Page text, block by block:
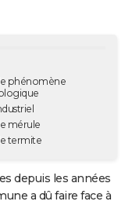
phénomène
mérule
termite
depuis les années
a dû faire face à